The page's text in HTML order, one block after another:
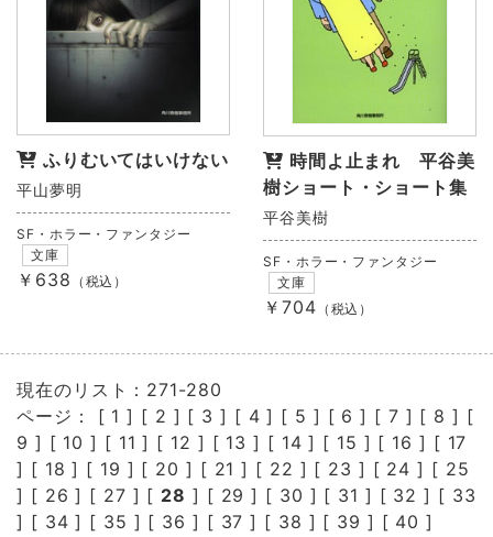
ふりむいてはいけない
平山夢明
SF・ホラー・ファンタジー
文庫
￥638 （税込）
時間よ止まれ 平谷美
樹ショート・ショート集
平谷美樹
SF・ホラー・ファンタジー
文庫
￥704 （税込）
現在のリスト：271-280
ページ： [ 1 ] [ 2 ] [ 3 ] [ 4 ] [ 5 ] [ 6 ] [ 7 ] [ 8 ] [
9 ] [ 10 ] [ 11 ] [ 12 ] [ 13 ] [ 14 ] [ 15 ] [ 16 ] [ 17
] [ 18 ] [ 19 ] [ 20 ] [ 21 ] [ 22 ] [ 23 ] [ 24 ] [ 25
] [ 26 ] [ 27 ] [ 28 ] [ 29 ] [ 30 ] [ 31 ] [ 32 ] [ 33
] [ 34 ] [ 35 ] [ 36 ] [ 37 ] [ 38 ] [ 39 ] [ 40 ]